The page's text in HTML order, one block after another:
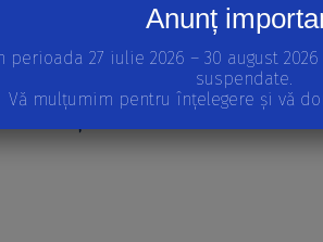
Anunț
perioada 27 iulie 2026 – 30 august
suspendate.
Vă mulțumim pentru înțelegere și vă